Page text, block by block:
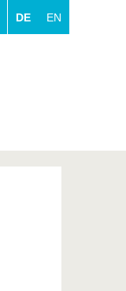
DE EN